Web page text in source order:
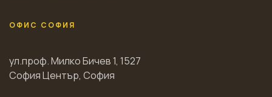
ОФИС СОФИЯ
ул.проф. Милко Бичев 1, 1527
София Център, София